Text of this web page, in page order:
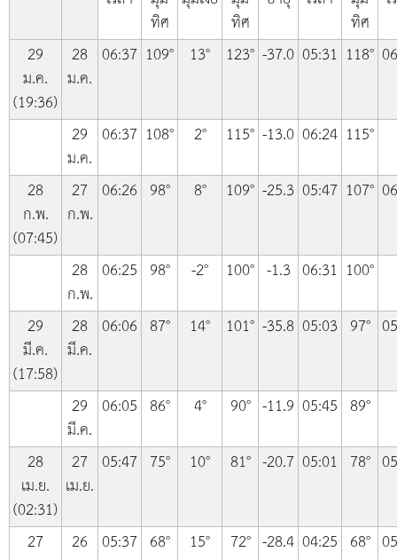
ทิศ ทิศ ทิศ
29
ม.ค.
(19:36)
28
ม.ค.
06:37 109° 13° 123° -37.0 05:31 118°
29
ม.ค.
06:37 108° 2° 115° -13.0 06:24 115°
28
ก.พ.
(07:45)
27
ก.พ.
06:26 98° 8° 109° -25.3 05:47 107°
28
ก.พ.
06:25 98° -2° 100° -1.3 06:31 100°
29
มี.ค.
(17:58)
28
มี.ค.
06:06 87° 14° 101° -35.8 05:03 97°
29
มี.ค.
06:05 86° 4° 90° -11.9 05:45 89°
28
เม.ย.
(02:31)
27
เม.ย.
05:47 75° 10° 81° -20.7 05:01 78°
27 26 05:37 68° 15° 72° -28.4 04:25 68°